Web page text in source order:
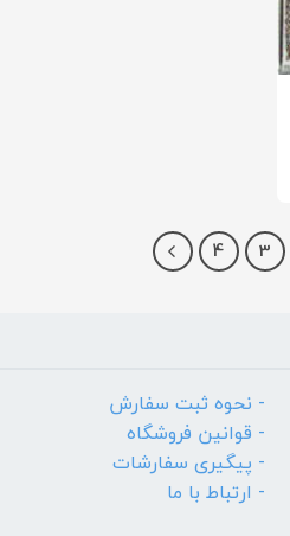
3
4
- نحوه ثبت سفارش
- قوانین فروشگاه
- پیگیری سفارشات
- ارتباط با ما